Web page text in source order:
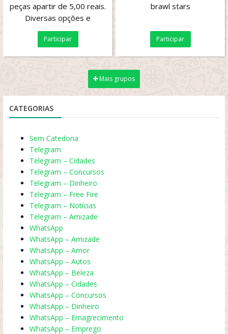
peças apartir de 5,00 reais.
Diversas opções e
aceitamos pedidos.
Participar
brawl stars
Participar
Mais grupos
CATEGORIAS
Sem Catedoria
Telegram
Telegram – Cidades
Telegram – Concursos
Telegram – Dinheiro
Telegram – Free Fire
Telegram – Notícias
Telegram – Amizade
WhatsApp
WhatsApp – Amizade
WhatsApp – Amor
WhatsApp – Autos
WhatsApp – Beleza
WhatsApp – Cidades
WhatsApp – Concursos
WhatsApp – Dinheiro
WhatsApp – Emagrecimento
WhatsApp – Emprego